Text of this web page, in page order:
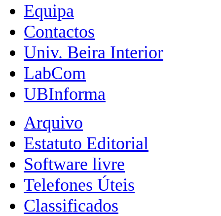
Equipa
Contactos
Univ. Beira Interior
LabCom
UBInforma
Arquivo
Estatuto Editorial
Software livre
Telefones Úteis
Classificados